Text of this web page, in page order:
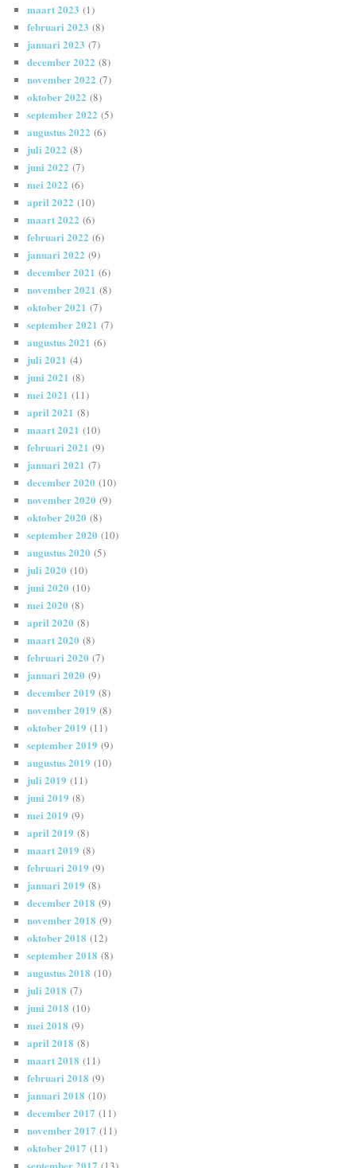
maart 2023 (1)
februari 2023 (8)
januari 2023 (7)
december 2022 (8)
november 2022 (7)
oktober 2022 (8)
september 2022 (5)
augustus 2022 (6)
juli 2022 (8)
juni 2022 (7)
mei 2022 (6)
april 2022 (10)
maart 2022 (6)
februari 2022 (6)
januari 2022 (9)
december 2021 (6)
november 2021 (8)
oktober 2021 (7)
september 2021 (7)
augustus 2021 (6)
juli 2021 (4)
juni 2021 (8)
mei 2021 (11)
april 2021 (8)
maart 2021 (10)
februari 2021 (9)
januari 2021 (7)
december 2020 (10)
november 2020 (9)
oktober 2020 (8)
september 2020 (10)
augustus 2020 (5)
juli 2020 (10)
juni 2020 (10)
mei 2020 (8)
april 2020 (8)
maart 2020 (8)
februari 2020 (7)
januari 2020 (9)
december 2019 (8)
november 2019 (8)
oktober 2019 (11)
september 2019 (9)
augustus 2019 (10)
juli 2019 (11)
juni 2019 (8)
mei 2019 (9)
april 2019 (8)
maart 2019 (8)
februari 2019 (9)
januari 2019 (8)
december 2018 (9)
november 2018 (9)
oktober 2018 (12)
september 2018 (8)
augustus 2018 (10)
juli 2018 (7)
juni 2018 (10)
mei 2018 (9)
april 2018 (8)
maart 2018 (11)
februari 2018 (9)
januari 2018 (10)
december 2017 (11)
november 2017 (11)
oktober 2017 (11)